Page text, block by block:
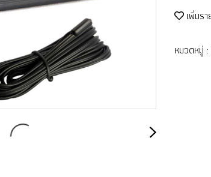
เพิ่มร
หมวดหมู่ :